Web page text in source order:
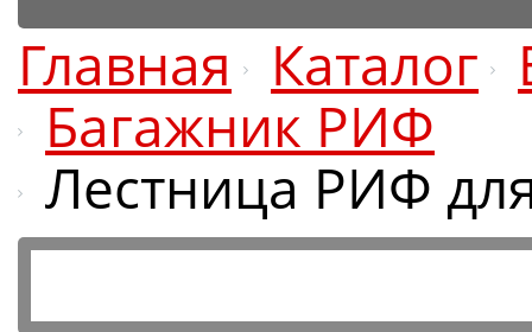
Главная Каталог
Багажник РИФ
Лестница РИФ